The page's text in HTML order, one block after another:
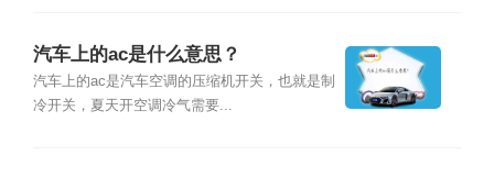
汽车上的ac是什么意思？
汽车上的ac是汽车空调的压缩机开关，也就是制
冷开关，夏天开空调冷气需要...